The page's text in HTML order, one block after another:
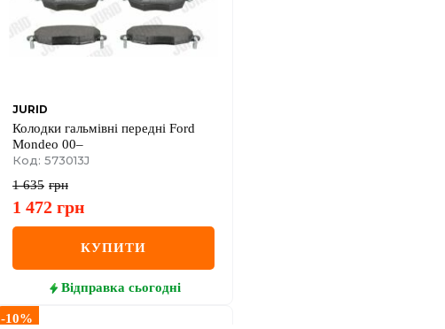
JURID
Колодки гальмівні передні Ford
Mondeo 00–
Код: 573013J
1 635 грн
1 472 грн
КУПИТИ
Відправка сьогодні
-10%